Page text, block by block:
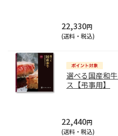
22,330円
(送料・税込)
選べる国産和
ス【弔事用】
22,440円
(送料・税込)